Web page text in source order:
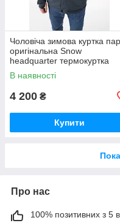
Чоловіча зимова куртка
оригінальна Snow
headquarter термокуртка
гірськолижна тепла на зиму
В наявності
4 200 ₴
Купити
Про нас
100% позитивних з 5